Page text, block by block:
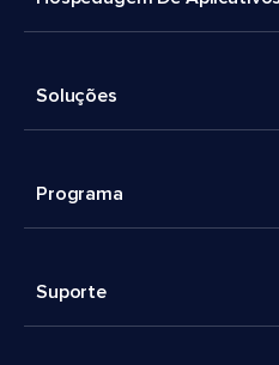
Soluções
Programa
Suporte